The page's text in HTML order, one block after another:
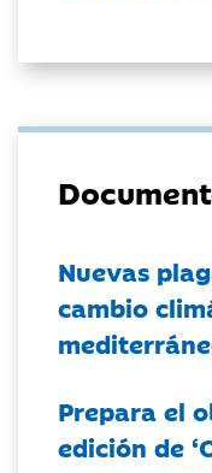
Nuevas
cambio
Prepara el
edición de